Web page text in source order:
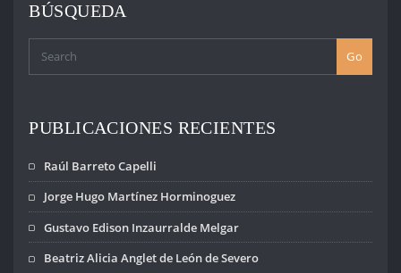
BÚSQUEDA
Go
PUBLICACIONES RECIENTES
Raúl Barreto Capelli
Jorge Hugo Martínez Horminoguez
Gustavo Edison Inzaurralde Melgar
Beatriz Alicia Anglet de León de Severo